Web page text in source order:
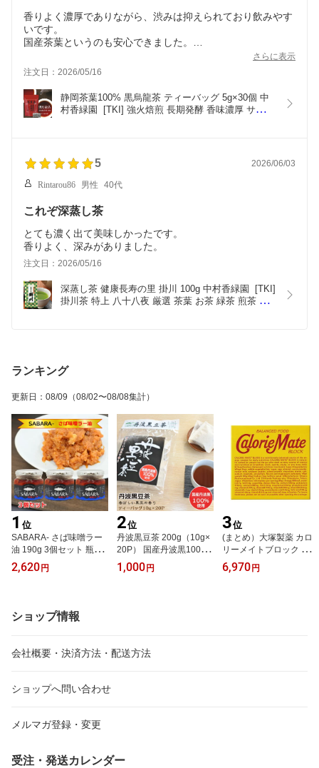
香りよく濃厚でありながら、渋みは抑えられており飲みやす
いです。
国産茶葉というのも安心できました。
さらに表示
注文日：2026/05/16
静岡茶葉100% 黒烏龍茶 ティーバッグ 5g×30個 中
村香緑園  [TKI] 強火焙煎 長期発酵 香味濃厚 サッパ
5 2026/06/03
Rintarou86 男性 40代
これぞ深蒸し茶
とても濃く出て美味しかったです。
香りよく、深みがありました。
注文日：2026/05/16
深蒸し茶 健康長寿の里 掛川 100g 中村香緑園  [TKI]
掛川茶 特上 八十八夜 厳選 茶葉 お茶 緑茶 煎茶 静
ランキング
更新日 ： 08/09 （08/02〜08/08集計）
1 位
SABARA- さば味噌ラー
油 190g 3個セット 瓶詰
[TKI] さばらー サバラー
国産 鯖 信州 味噌 ラー油
ご飯のお供 おつまみ 酒
の肴 サバ味噌ラー油
2,620 円
2位
丹波黒豆茶 200g（10g×
20P） 国産丹波黒100%
使用 ティーバッグ 送料
無料 [TKI] 丹波黒 国産 黒
1,000 円
3位
(まとめ）大塚製薬 カロ
リーメイトブロック チョ
コレート味【×20セッ
ト】 [TPS]
6,970 円
ショップ情報
会社概要・決済方法・配送方法
ショップへ問い合わせ
メルマガ登録・変更
受注・発送カレンダー